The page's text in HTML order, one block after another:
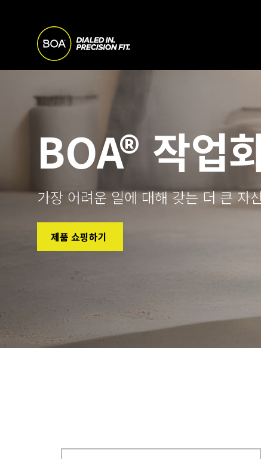
A
N
N
G
I
Begin main content
BOA® 작업
가장 어려운 일에 대해 갖는 더 큰 자
제품 쇼핑하기